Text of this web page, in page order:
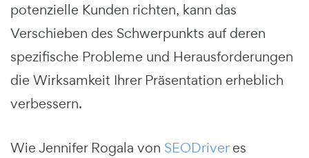
potenzielle Kunden richten, kann das
Verschieben des Schwerpunkts auf deren
spezifische Probleme und Herausforderungen
die Wirksamkeit Ihrer Präsentation erheblich
verbessern.
Wie Jennifer Rogala von SEODriveres